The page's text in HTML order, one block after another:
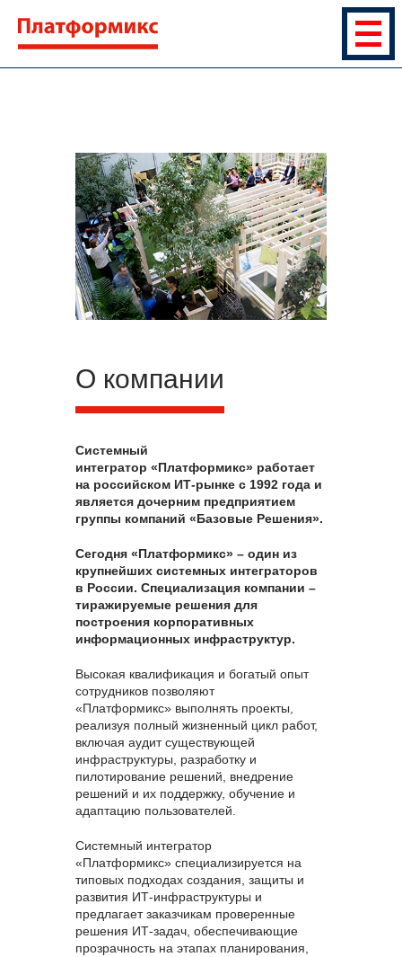
О компании
Системный
интегратор «Платформикс» работает
на российском ИТ‑рынке с 1992 года и
является дочерним предприятием
группы компаний «Базовые Решения».
Сегодня «Платформикс» – один из
крупнейших системных интеграторов
в России. Специализация компании –
тиражируемые решения для
построения корпоративных
информационных инфраструктур.
Высокая квалификация и богатый опыт
сотрудников позволяют
«Платформикс» выполнять проекты,
реализуя полный жизненный цикл работ,
включая аудит существующей
инфраструктуры, разработку и
пилотирование решений, внедрение
решений и их поддержку, обучение и
адаптацию пользователей.
Системный интегратор
«Платформикс» специализируется на
типовых подходах создания, защиты и
развития ИТ‑инфраструктуры и
предлагает заказчикам проверенные
решения ИТ‑задач, обеспечивающие
прозрачность на этапах планирования,